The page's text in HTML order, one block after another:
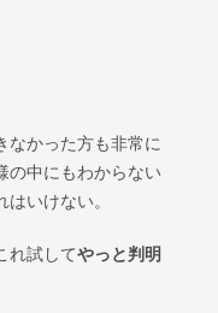
なかった方も非常に
の中にもわからない
いけない。
れ試してやっと判明